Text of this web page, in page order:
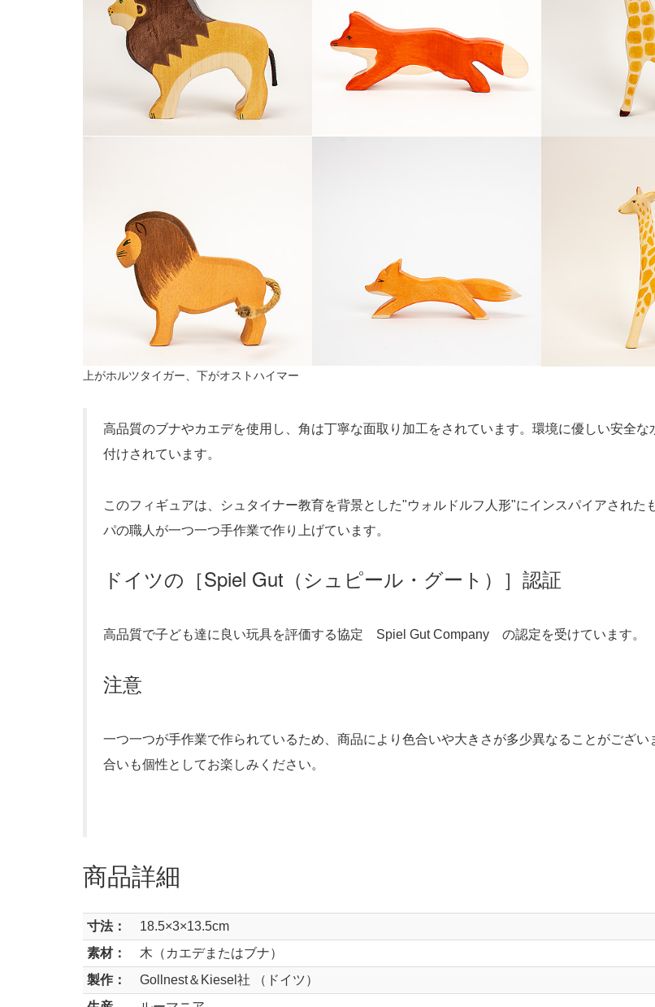
上がホルツタイガー、下がオストハイマー
高品質のブナやカエデを使用し、角は丁寧な面取り加工をされています。環境に優しい安全な
付けされています。
このフィギュアは、シュタイナー教育を背景とした"ウォルドルフ人形"にインスパイアされた
パの職人が一つ一つ手作業で作り上げています。
ドイツの［Spiel Gut（シュピール・グート）］認証
高品質で子ども達に良い玩具を評価する協定 Spiel Gut Company の認定を受けています。
注意
一つ一つが手作業で作られているため、商品により色合いや大きさが多少異なることがござい
合いも個性としてお楽しみください。
商品詳細
寸法：
18.5×3×13.5cm
素材：
木（カエデまたはブナ）
製作：
Gollnest＆Kiesel社 （ドイツ）